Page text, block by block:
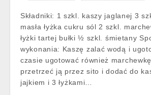
Składniki: 1 szkl. kaszy jaglanej 3
masła łyżka cukru sól 2 szkl.
łyżki tartej bułki ½ szkl. śmietany
wykonania: Kaszę zalać wodą i
czasie ugotować również
przetrzeć ją przez sito i dodać do
jajkiem i 3 łyżkami…